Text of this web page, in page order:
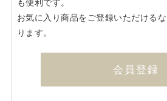
も便利です。
お気に入り商品をご登録いただける
ります。
会員登録